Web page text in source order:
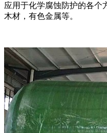
应用于化学腐蚀防护的各个
木材，有色金属等。